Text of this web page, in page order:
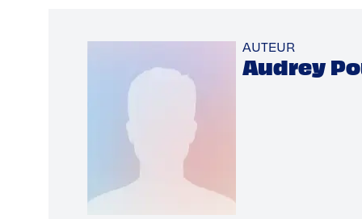
AUTEUR
Audrey